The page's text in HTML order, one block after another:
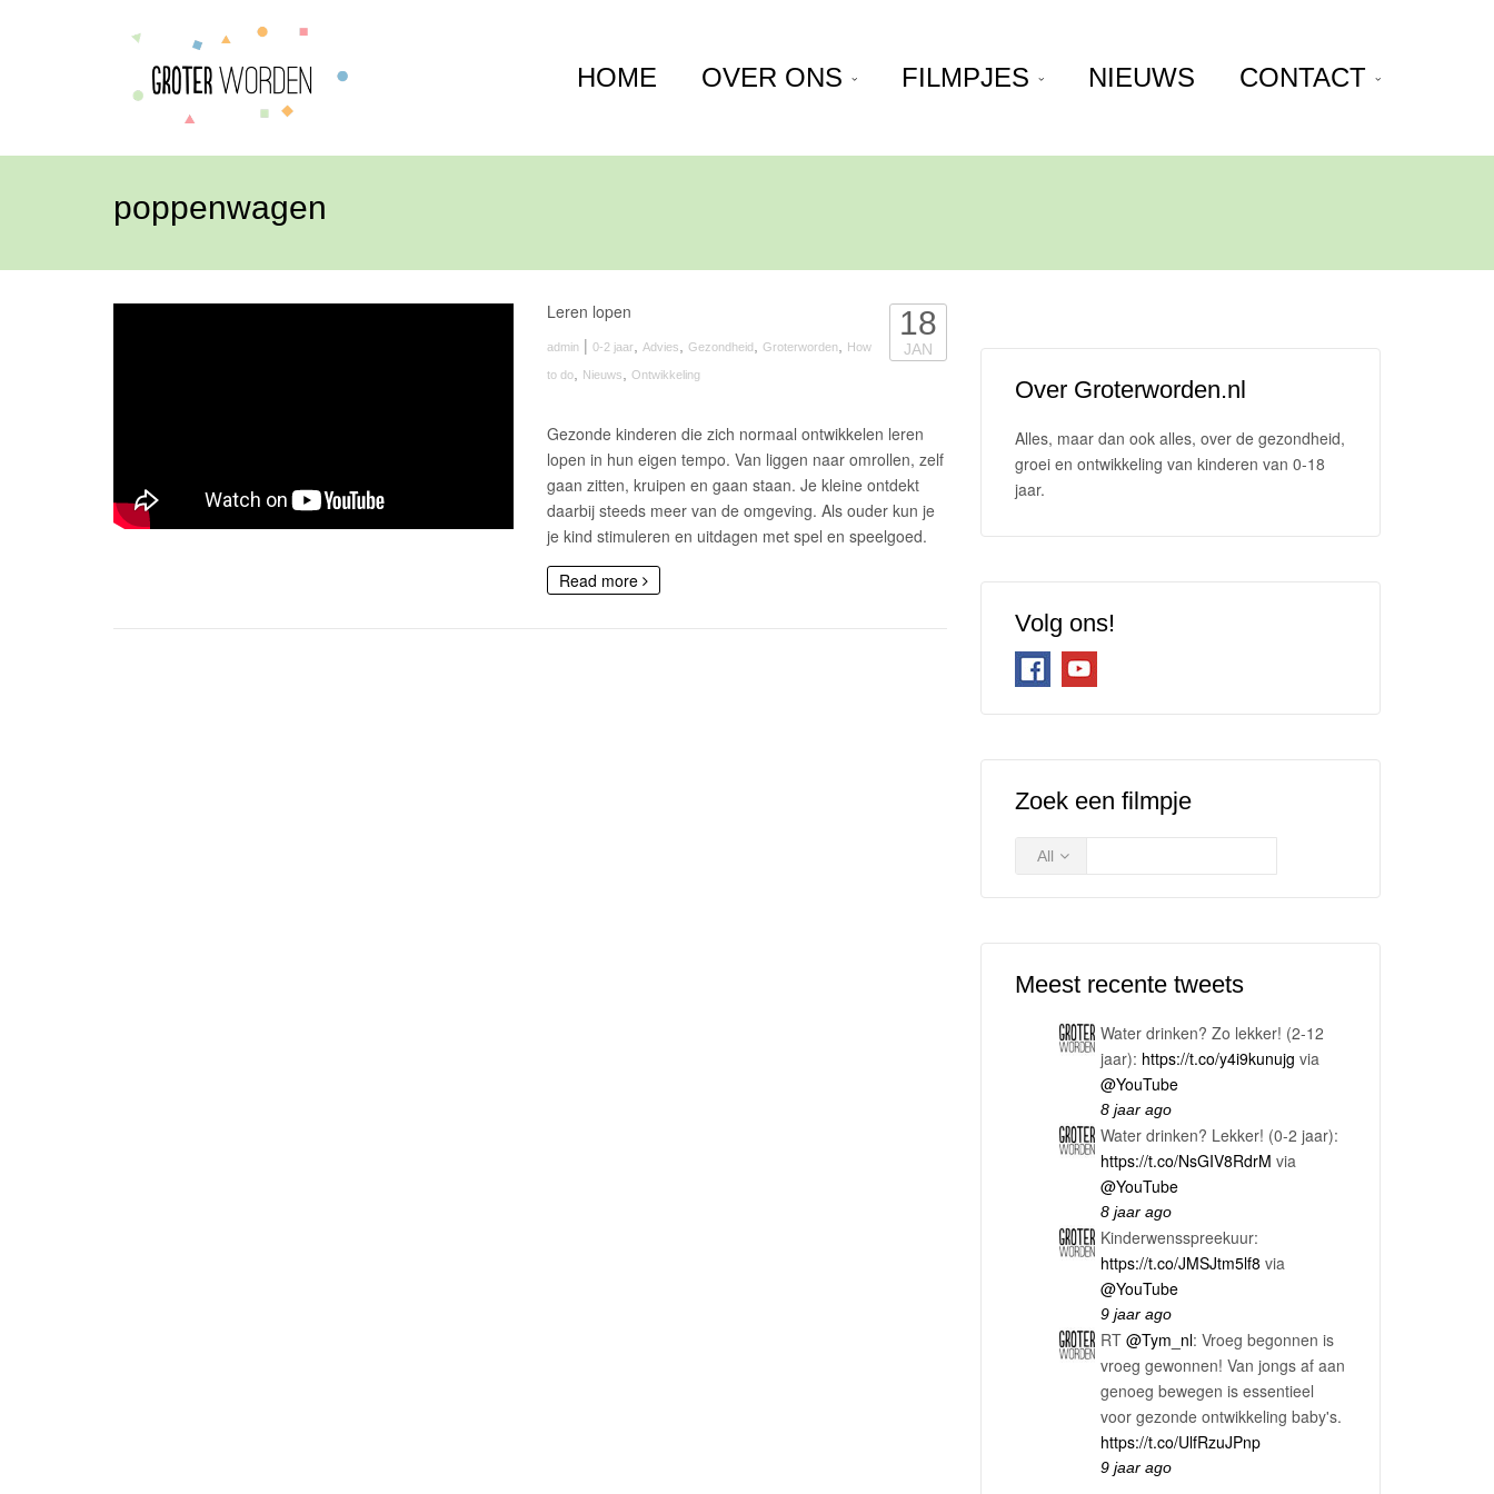
HOME OVER ONS FILMPJES NIEUWS CONTACT
poppenwagen
Leren lopen
admin | 0-2 jaar Advies Gezondheid Groterworden How
to do Nieuws Ontwikkeling
18
JAN
Gezonde kinderen die zich normaal ontwikkelen leren
lopen in hun eigen tempo. Van liggen naar omrollen, zelf
gaan zitten, kruipen en gaan staan. Je kleine ontdekt
daarbij steeds meer van de omgeving. Als ouder kun je
je kind stimuleren en uitdagen met spel en speelgoed.
Read more
Over Groterworden.nl
Alles, maar dan ook alles, over de gezondheid,
groei en ontwikkeling van kinderen van 0-18
jaar.
Volg ons!
Zoek een filmpje
All
Meest recente tweets
Water drinken? Zo lekker! (2-12
jaar): https://t.co/y4i9kunujg via
@YouTube
8 jaar ago
Water drinken? Lekker! (0-2 jaar):
https://t.co/NsGIV8RdrM via
@YouTube
8 jaar ago
Kinderwensspreekuur:
https://t.co/JMSJtm5lf8 via
@YouTube
9 jaar ago
RT @Tym_nl: Vroeg begonnen is
vroeg gewonnen! Van jongs af aan
genoeg bewegen is essentieel
voor gezonde ontwikkeling baby's.
https://t.co/UlfRzuJPnp
9 jaar ago